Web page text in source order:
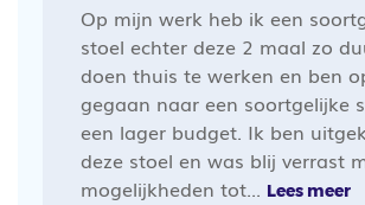
Op mijn werk heb ik een
stoel echter deze 2 maal zo
doen thuis te werken en ben
gegaan naar een soortgelijke
een lager budget. Ik ben
deze stoel en was blij verrast
mogelijkheden tot... Lees meer